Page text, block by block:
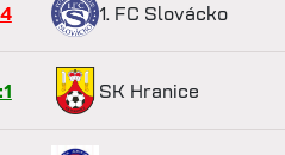
1. FC Slovácko
SK Hranice